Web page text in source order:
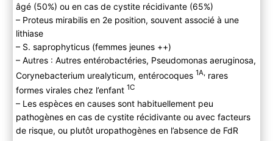
âgé (50%) ou en cas de cystite récidivante (65%)
– Proteus mirabilis en 2e position, souvent associé à une
lithiase
– S. saprophyticus (femmes jeunes ++)
– Autres : Autres entérobactéries, Pseudomonas aeruginosa,
Corynebacterium urealyticum, entérocoques 1A,rares
formes virales chez l’enfant 1C
– Les espèces en causes sont habituellement peu
pathogènes en cas de cystite récidivante ou avec facteurs
de risque, ou plutôt uropathogènes en l’absence de FdR